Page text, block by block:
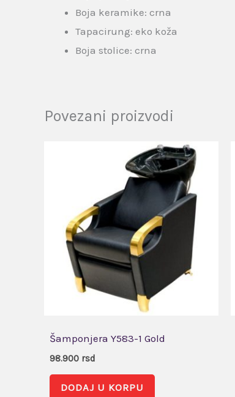
Boja keramike: crna
Tapacirung: eko koža
Boja stolice: crna
Povezani proizvodi
Šamponjera Y583-1 Gold
98.900 rsd
DODAJ U KORPU